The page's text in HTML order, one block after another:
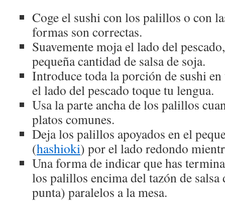
Coge el sushi con los palillos o con
formas son correctas.
Suavemente moja el lado del
pequeña cantidad de salsa de soja.
Introduce toda la porción de sushi
el lado del pescado toque tu lengua.
Usa la parte ancha de los palillos
platos comunes.
Deja los palillos apoyados en el
(hashioki) por el lado redondo
Una forma de indicar que has
los palillos encima del tazón de
punta) paralelos a la mesa.